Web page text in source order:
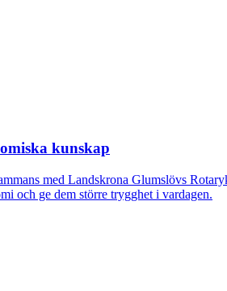
kunskap
med Landskrona Glumslövs
och ge dem större trygghet i vardagen.